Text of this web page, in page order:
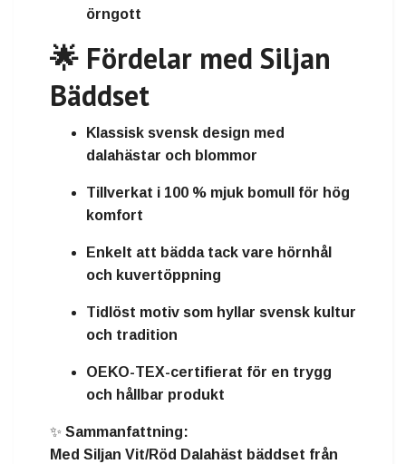
örngott
🌟 Fördelar med Siljan
Bäddset
Klassisk svensk design med
dalahästar och blommor
Tillverkat i 100 % mjuk bomull
för hög
komfort
Enkelt att bäddatack vare hörnhål
och kuvertöppning
Tidlöst motiv som hyllar svensk kultur
och tradition
OEKO-TEX-certifierat för en trygg
och hållbar produkt
✨ Sammanfattning:
Med Siljan Vit/Röd Dalahäst bäddset från